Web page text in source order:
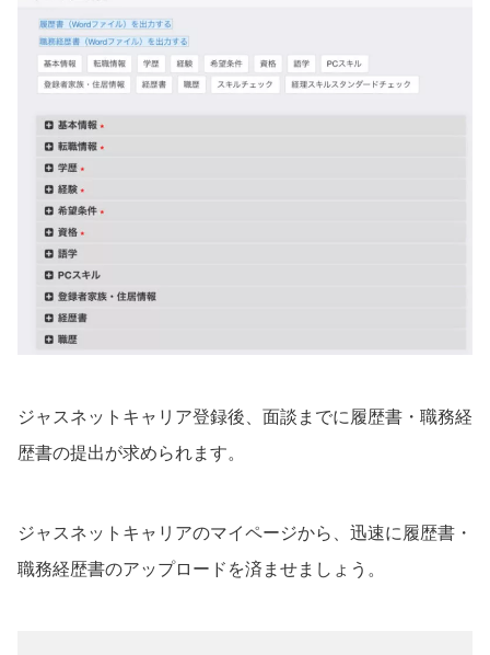
ジャスネットキャリア登録後、面談までに履歴書・職務経
歴書の提出が求められます。
ジャスネットキャリアのマイページから、迅速に履歴書・
職務経歴書のアップロードを済ませましょう。